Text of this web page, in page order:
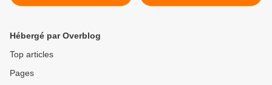
Hébergé par Overblog
Top articles
Pages